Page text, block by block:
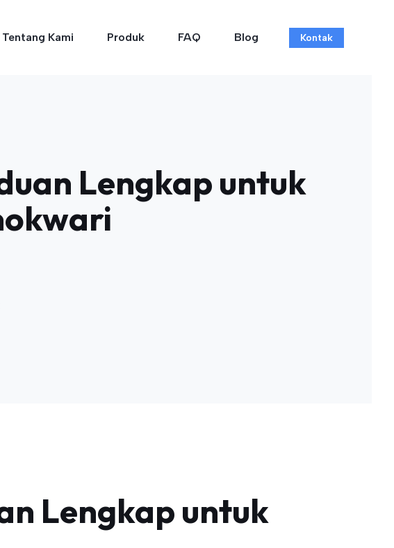
Tentang Kami Produk FAQ Blog Kontak
Lengkap untuk
Lengkap untuk